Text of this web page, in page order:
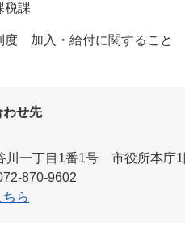
課
度 加入・給付に関すること
わせ先
川一丁目1番1号 市役所本庁1
870-9602
ら